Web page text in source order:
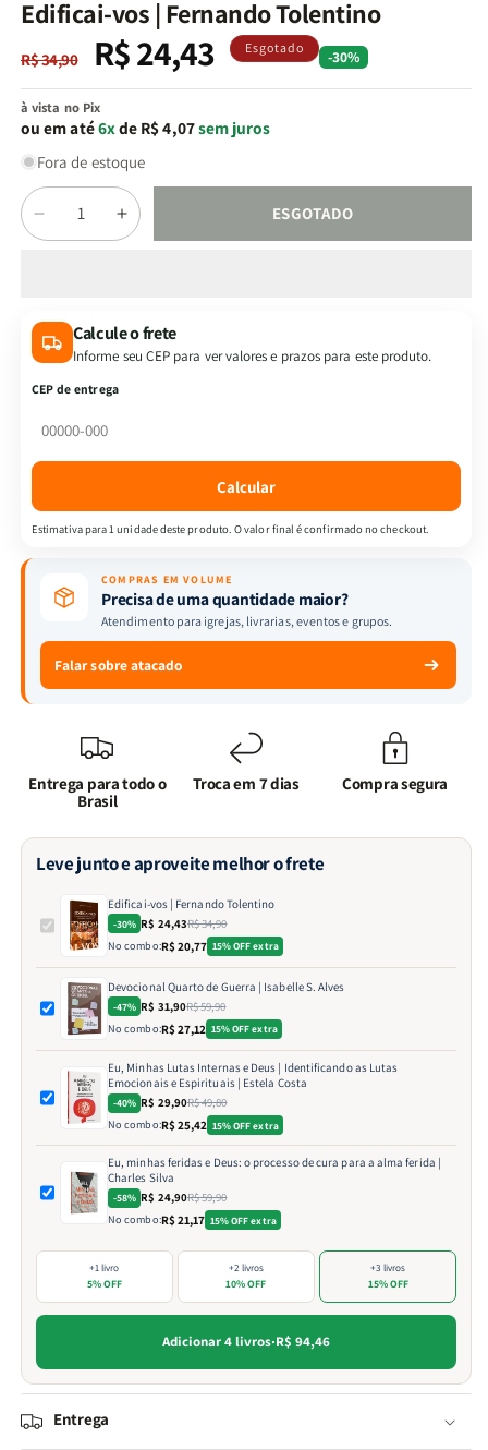
janela
Edificai-vos | Fernando Tolentino
Preço
normal
R$ 34,90
Preço
promocional
R$ 24,43 Esgotado -30%
à vista no Pix
ou em até6xde R$ 4,07sem juros
Fora de estoque
Quantidade
Diminuir
a
vos
|
Fernando
Aumentar
a
vos
|
ESGOTADO
Calcule o frete
Informe seu CEP para ver valores e prazos para este produto.
CEP de entrega
Calcular
Estimativa para 1 unidade deste produto. O valor final é confirmado no checkout.
COMPRAS EM VOLUME
Precisa de uma quantidade maior?
Atendimento para igrejas, livrarias, eventos e grupos.
Falar sobre atacado
Entrega para todo o
Brasil
Troca em 7 dias Compra segura
Leve junto e aproveite melhor o frete
Edificai-vos | Fernando Tolentino
-30% R$ 24,43R$ 34,90
No combo:R$ 20,77 15% OFF extra
Devocional Quarto de Guerra | Isabelle S. Alves
-47% R$ 31,90R$ 59,90
No combo:R$ 27,12 15% OFF extra
Eu, Minhas Lutas Internas e Deus | Identificando as Lutas
Emocionais e Espirituais | Estela Costa
-40% R$ 29,90R$ 49,80
No combo:R$ 25,42 15% OFF extra
Eu, minhas feridas e Deus: o processo de cura para a alma ferida |
Charles Silva
-58% R$ 24,90R$ 59,90
No combo:R$ 21,17 15% OFF extra
+1 livro
5% OFF
+2 livros
10% OFF
+3 livros
15% OFF
Adicionar 4 livros·R$ 94,46
Entrega